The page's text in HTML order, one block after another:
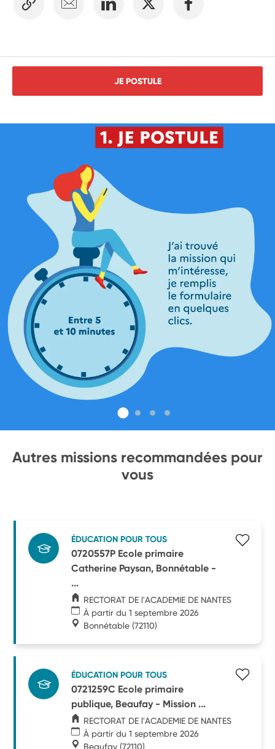
JE POSTULE
Autres missions recommandées pour
vous
ÉDUCATION POUR TOUS
0720557P Ecole primaire
Catherine Paysan, Bonnétable -
...
RECTORAT DE l'ACADEMIE DE NANTES
À partir du 1 septembre 2026
Bonnétable (72110)
ÉDUCATION POUR TOUS
0721259C Ecole primaire
publique, Beaufay - Mission ...
RECTORAT DE l'ACADEMIE DE NANTES
À partir du 1 septembre 2026
Beaufay (72110)